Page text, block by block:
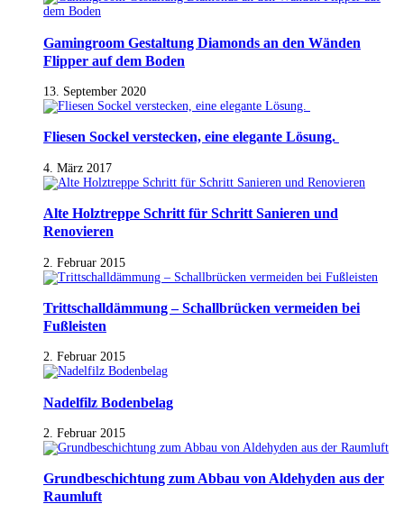
Gamingroom Gestaltung Diamonds an den Wänden
Flipper auf dem Boden
13. September 2020
Fliesen Sockel verstecken, eine elegante Lösung.
4. März 2017
Alte Holztreppe Schritt für Schritt Sanieren und
Renovieren
2. Februar 2015
Trittschalldämmung – Schallbrücken vermeiden bei
Fußleisten
2. Februar 2015
Nadelfilz Bodenbelag
2. Februar 2015
Grundbeschichtung zum Abbau von Aldehyden aus der
Raumluft